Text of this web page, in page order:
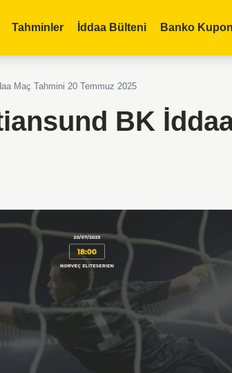
Tahminler İddaa Bülteni Banko
Maç Tahmini 20 Temmuz 2025
BK